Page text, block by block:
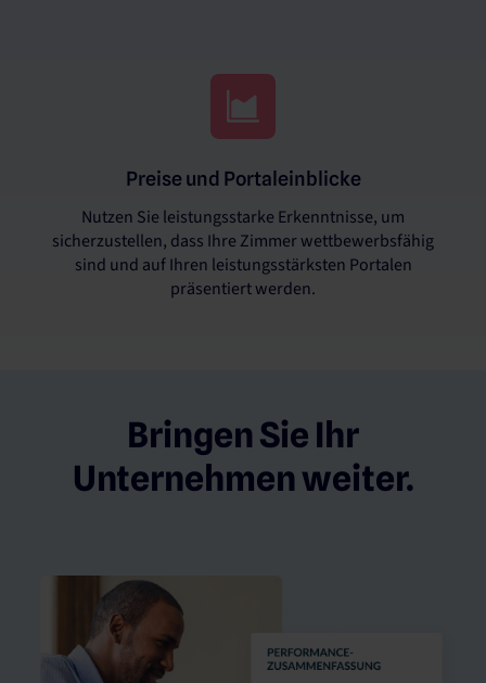
Preise und Portaleinblicke
Nutzen Sie leistungsstarke Erkenntnisse, um
sicherzustellen, dass Ihre Zimmer wettbewerbsfähig
sind und auf Ihren leistungsstärksten Portalen
präsentiert werden.
Bringen Sie Ihr
Unternehmen weiter.